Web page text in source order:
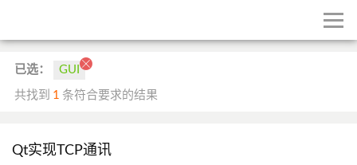
已选： GUI
共找到 1 条符合要求的结果
Qt实现TCP通讯